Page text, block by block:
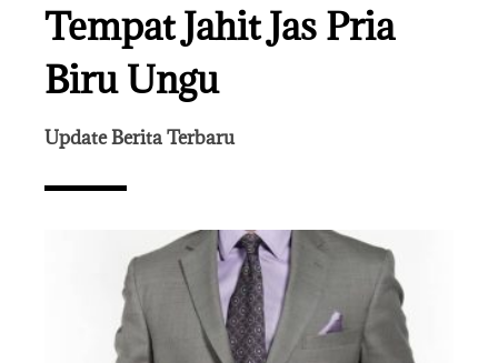
Tempat Jahit Jas Pria
Biru Ungu
Update Berita Terbaru